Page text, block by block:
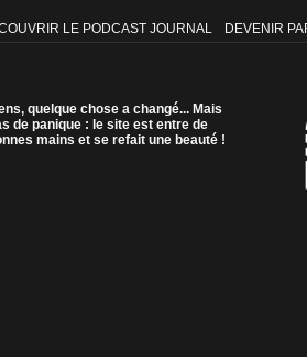
LE PODCAST JOURNAL DEVENIR
quelque chose a changé... Mais
de panique : le site est entre de
mains et se refait une beauté !